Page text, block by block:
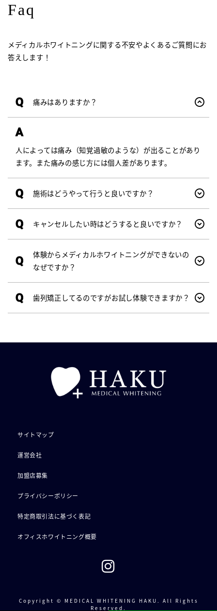
Faq
メディカルホワイトニングに関する不安やよくあるご質問にお
答えします！
Q 痛みはありますか？
A
人によっては痛み（知覚過敏のような）が出ることがあり
ます。また痛みの感じ方には個人差があります。
Q 施術はどうやって行うと良いですか？
Q キャンセルしたい時はどうすると良いですか？
Q
体験からメディカルホワイトニングができないの
なぜですか？
Q 歯列矯正してるのですがお試し体験できますか？
サイトマップ
運営会社
加盟店募集
プライバシーポリシー
特定商取引法に基づく表記
オフィスホワイトニング概要
Copyright © MEDICAL WHITENING HAKU. All Rights
Reserved.